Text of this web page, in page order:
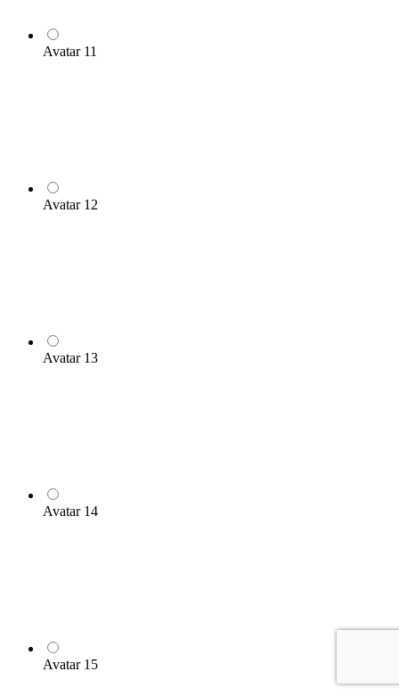
Avatar 11
Avatar 12
Avatar 13
Avatar 14
Avatar 15